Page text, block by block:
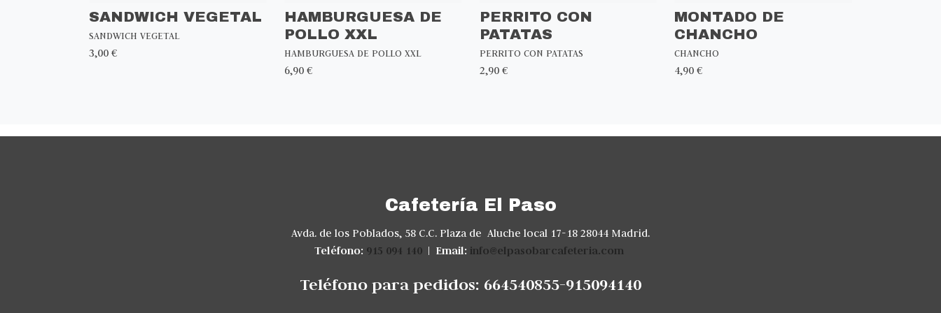
SANDWICH VEGETAL
SANDWICH VEGETAL
3,00 €
HAMBURGUESA DE
POLLO XXL
HAMBURGUESA DE POLLO XXL
6,90 €
PERRITO CON
PATATAS
PERRITO CON PATATAS
2,90 €
MONTADO DE
CHANCHO
CHANCHO
4,90 €
Cafetería El Paso
Avda. de los Poblados, 58 C.C. Plaza de Aluche local 17-18 28044 Madrid.
Teléfono: 915 094 140 | Email: info@elpasobarcafeteria.com
Teléfono para pedidos: 664540855-915094140